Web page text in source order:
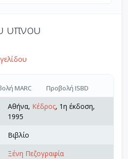
υπνου
MARC Προβολή ISBD
Αθήνα, Κέδρος, 1η έκδοση,
1995
Βιβλίο
Ξένη Πεζογραφία